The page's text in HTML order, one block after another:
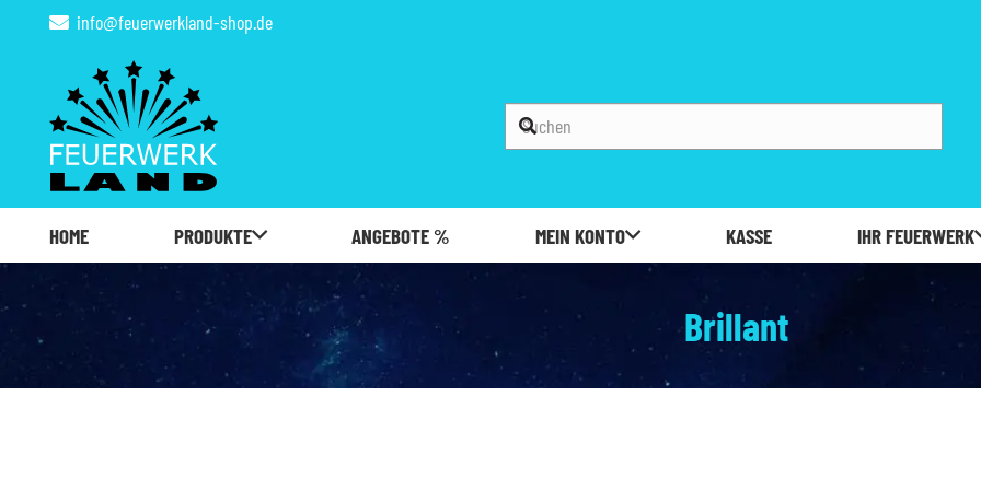
info@feuerwerkland-shop.de
HOME PRODUKTE ANGEBOTE % MEIN KONTO KASSE IHR FEUERWERK
Brillant